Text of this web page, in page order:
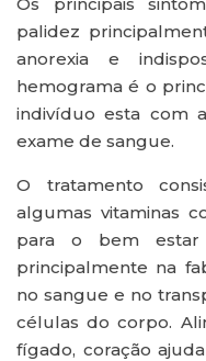
palidez
anorexia e
hemograma é o
indivíduo esta com
exame de sangue.
O tratamento
algumas vitaminas
para o bem
principalmente na
no sangue e no
células do corpo.
fígado, coração